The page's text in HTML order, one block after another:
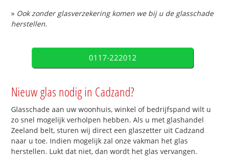
» Ook zonder glasverzekering komen we bij u de glasschade
herstellen.
0117-222012
Nieuw glas nodig in Cadzand?
Glasschade aan uw woonhuis, winkel of bedrijfspand wilt u
zo snel mogelijk verholpen hebben. Als u met glashandel
Zeeland belt, sturen wij direct een glaszetter uit Cadzand
naar u toe. Indien mogelijk zal onze vakman het glas
herstellen. Lukt dat niet, dan wordt het glas vervangen.